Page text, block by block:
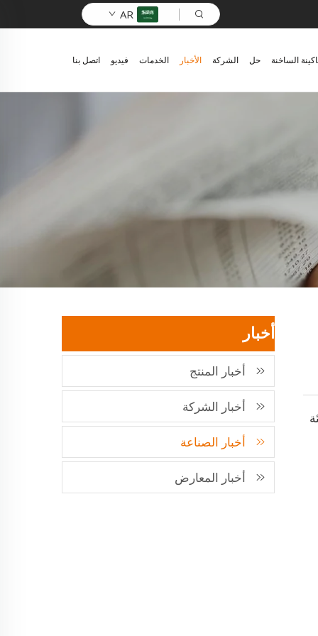
AR
الساخنة حل الشركة الأخبار الخدمات فيديو اتصل بنا
أخبار
أخبار المنتج
أخبار الشركة
أخبار الصناعة
أخبار المعارض